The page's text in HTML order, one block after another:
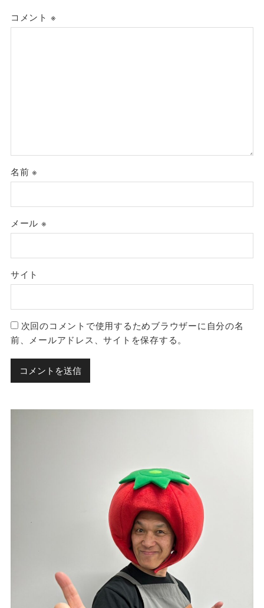
コメント ※
名前※
メール ※
サイト
次回のコメントで使用するためブラウザーに自分の名
前、メールアドレス、サイトを保存する。